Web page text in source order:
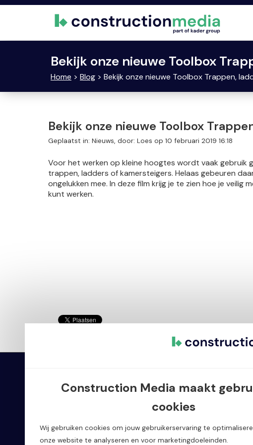
Bekijk onze nieuwe Toolbox
Home > Blog > Bekijk onze nieuwe Toolbox Trappen,
Bekijk onze nieuwe Toolbox
Geplaatst in: Nieuws, door: Loes op 10 februari 2019 16:18
Voor het werken op kleine hoogtes wordt vaak gebruik
trappen, ladders of kamersteigers. Helaas gebeuren
ongelukken mee. In deze film krijg je te zien hoe je veilig
kunt werken.
Construction Media
Oplossingen
Projectbox
Construction Media maakt
cookies
Wij gebruiken cookies om jouw gebruikerservaring te
onze website te analyseren en voor marketingdoeleinden.